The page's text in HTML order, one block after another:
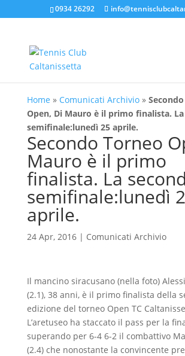
0934 26292
Home » Comunicati Archivio»
Open, Di Mauro è il primo finalista.
semifinale:lunedì 25 aprile.
Secondo Torneo
Mauro è il primo
finalista. La
semifinale:lunedì
aprile.
24 Apr, 2016| Comunicati Archivio
Il mancino siracusano (nella foto)
(2.1), 38 anni, è il primo finalista della
edizione del torneo Open TC
L’aretuseo ha staccato il pass per la
superando per 6-4 6-2 il combattivo
(2.4) che nonostante la convincente